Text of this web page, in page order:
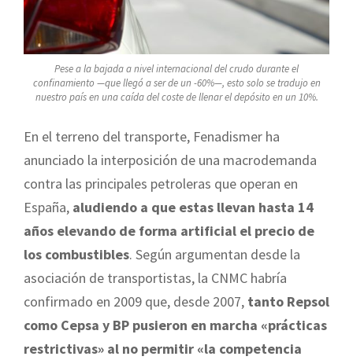
Pese a la bajada a nivel internacional del crudo durante el
confinamiento —que llegó a ser de un -60%—, esto solo se tradujo en
nuestro país en una caída del coste de llenar el depósito en un 10%.
En el terreno del transporte, Fenadismer ha
anunciado la interposición de una macrodemanda
contra las principales petroleras que operan en
España, aludiendo a que estas llevan hasta 14
años elevando de forma artificial el precio de
los combustibles. Según argumentan desde la
asociación de transportistas, la CNMC habría
confirmado en 2009 que, desde 2007, tanto Repsol
como Cepsa y BP pusieron en marcha «prácticas
restrictivas» al no permitir «la competencia